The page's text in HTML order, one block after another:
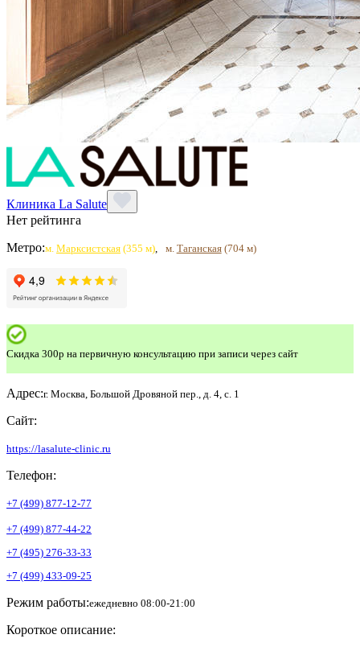
Клиника La Salute
Нет рейтинга
Метро:м. Марксистская (355 м) м. Таганская(704 м)
Скидка 300р на первичную консультацию при записи через сайт
Адрес:г. Москва, Большой Дровяной пер., д. 4, с. 1
Сайт:
https://lasalute-clinic.ru
Телефон:
+7 (499) 877-12-77
+7 (499) 877-44-22
+7 (495) 276-33-33
+7 (499) 433-09-25
Режим работы:ежедневно 08:00-21:00
Короткое описание: